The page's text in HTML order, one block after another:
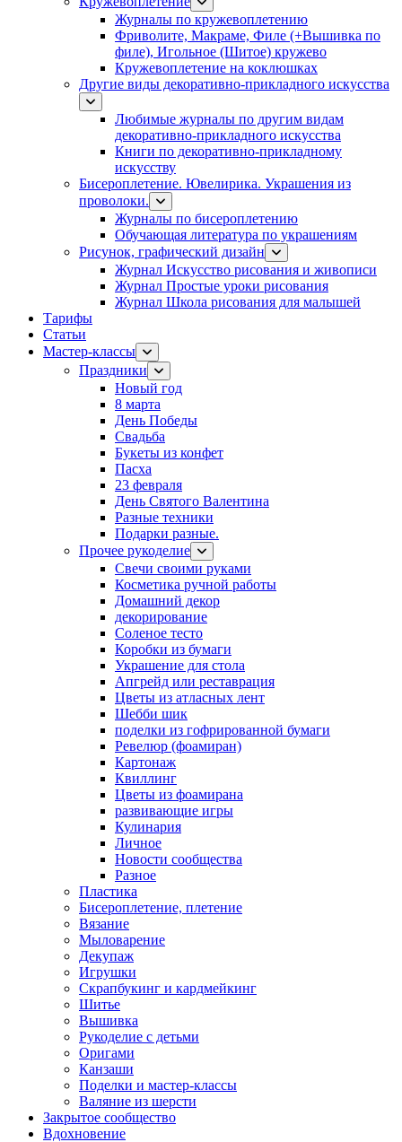
Журналы по кружевоплетению
Фриволите, Макраме, Филе (+Вышивка по
филе), Игольное (Шитое) кружево
Кружевоплетение на коклюшках
Другие виды декоративно-прикладного искусства
Любимые журналы по другим видам
декоративно-прикладного искусства
Книги по декоративно-прикладному
искусству
Бисероплетение. Ювелирика. Украшения из
проволоки.
Журналы по бисероплетению
Обучающая литература по украшениям
Рисунок, графический дизайн
Журнал Искусство рисования и живописи
Журнал Простые уроки рисования
Журнал Школа рисования для малышей
Тарифы
Статьи
Мастер-классы
Праздники
Новый год
8 марта
День Победы
Свадьба
Букеты из конфет
Пасха
23 февраля
День Святого Валентина
Разные техники
Подарки разные.
Прочее рукоделие
Свечи своими руками
Косметика ручной работы
Домашний декор
декорирование
Соленое тесто
Коробки из бумаги
Украшение для стола
Апгрейд или реставрация
Цветы из атласных лент
Шебби шик
поделки из гофрированной бумаги
Ревелюр (фоамиран)
Картонаж
Квиллинг
Цветы из фоамирана
развивающие игры
Кулинария
Личное
Новости сообщества
Разное
Пластика
Бисероплетение, плетение
Вязание
Мыловарение
Декупаж
Игрушки
Скрапбукинг и кардмейкинг
Шитье
Вышивка
Рукоделие с детьми
Оригами
Канзаши
Поделки и мастер-классы
Валяние из шерсти
Закрытое сообщество
Вдохновение